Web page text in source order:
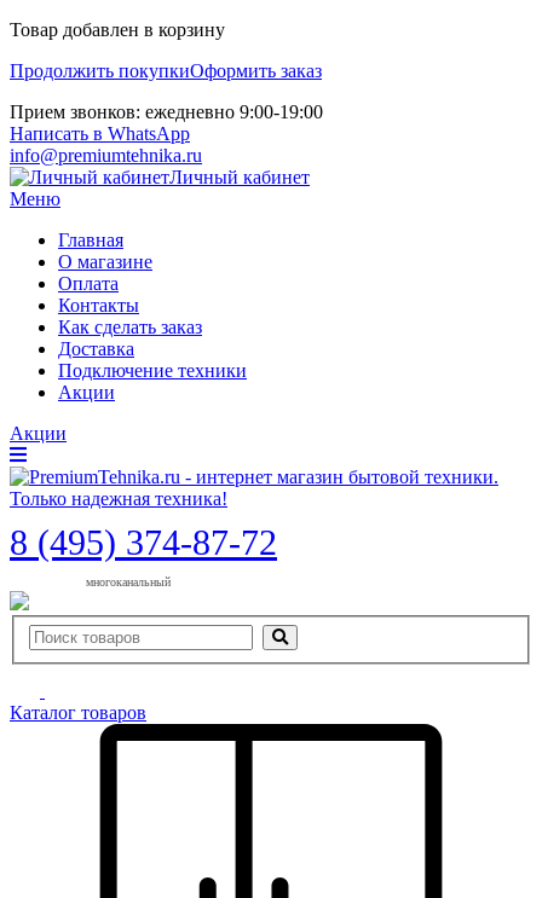
Товар добавлен в корзину
Продолжить покупкиОформить заказ
Прием звонков: ежедневно 9:00-19:00
Написать в WhatsApp
info@premiumtehnika.ru
Личный кабинет
Меню
Главная
О магазине
Оплата
Контакты
Как сделать заказ
Доставка
Подключение техники
Акции
Акции
8 (495) 374-87-72
многоканальный
Каталог товаров